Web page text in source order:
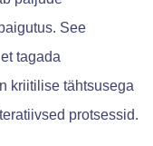
See
tagada
kriitilise tähtsusega
protsessid.